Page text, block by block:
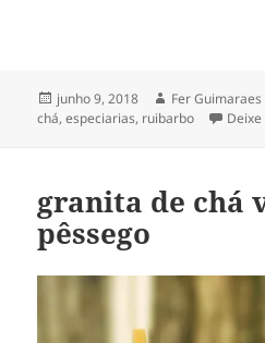
Publicado
em
junho 9, 2018 Autor
Fer Guimaraes
chá,especiarias, ruibarbo
granita de chá
pêssego